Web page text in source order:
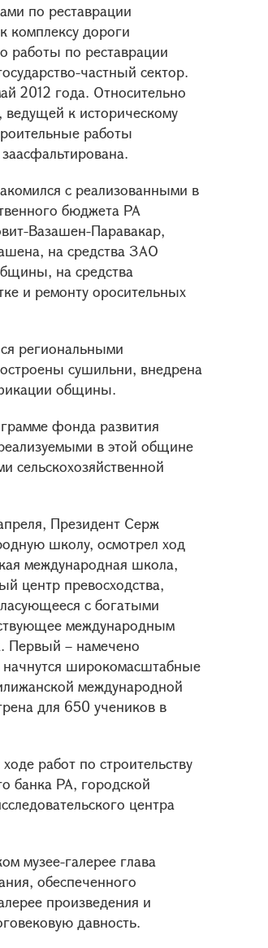
по реставрации
комплексу дороги
работы по реставрации
частный сектор.
2012 года. Относительно
ведущей к историческому
работы
с реализованными в
бюджета РА
Вазашен-Паравакар,
на средства ЗАО
на средства
и ремонту оросительных
региональными
сушильни, внедрена
общины.
фонда развития
в этой общине
сельскохозяйственной
Президент Серж
школу, осмотрел ход
международная школа,
центр превосходства,
с богатыми
международным
Первый – намечено
широкомасштабные
международной
для 650 учеников в
работ по строительству
банка РА, городской
центра
музее-галерее глава
обеспеченного
произведения и
давность.